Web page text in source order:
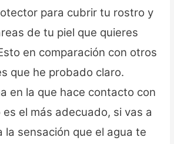
para cubrir tu rostro y
de tu piel que quieres
en comparación con otros
que he probado claro.
en la que hace contacto con
es el más adecuado, si vas a
la sensación que el agua te